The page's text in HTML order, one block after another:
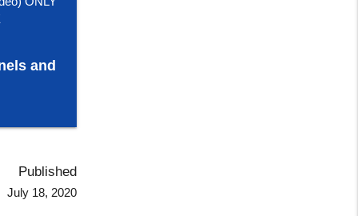
and
Published
July 18, 2020